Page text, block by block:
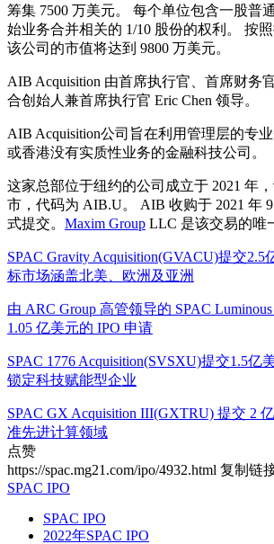
筹集 7500 万美元。 每个单位包含一股普
始业务合并相关的 1/10 股份的权利。 按
该公司的市值将达到 9800 万美元。
AIB Acquisition 由首席执行官、首席财务
合创始人兼首席执行官 Eric Chen 领导。
AIB Acquisition公司旨在利用管理层的专
或香港没有实质性业务的金融科技公司。
这家总部位于纽约的公司成立于 2021 年
市，代码为 AIB.U。 AIB 收购于 2021 年
式提交。 Maxim Group LLC 是该交易的唯
SPAC Gravity Acquisition(GVACU)提交2.5
标市场涵盖北美、欧洲及亚洲
由 ARC Group 高管领导的 SPAC
1.05 亿美元的 IPO 申请
SPAC 1776 Acquisition(SVSXU)提交1.5亿
锁定科技赋能型企业
SPAC GX Acquisition III(GXTRU) 提交 2
准先进计算领域
点赞
https://spac.mg21.com/ipo/4932.html 复制链
SPAC IPO
SPAC IPO
2022年SPAC IPO